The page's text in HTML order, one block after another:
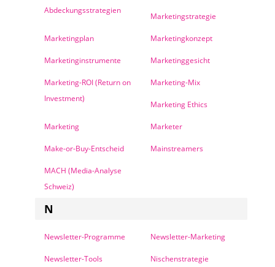
Abdeckungsstrategien
Marketingstrategie
Marketingplan Marketingkonzept
Marketinginstrumente Marketinggesicht
Marketing-ROI (Return on
Investment)
Marketing-Mix
Marketing Ethics
Marketing Marketer
Make-or-Buy-Entscheid Mainstreamers
MACH (Media-Analyse
Schweiz)
N
Newsletter-Programme Newsletter-Marketing
Newsletter-Tools Nischenstrategie